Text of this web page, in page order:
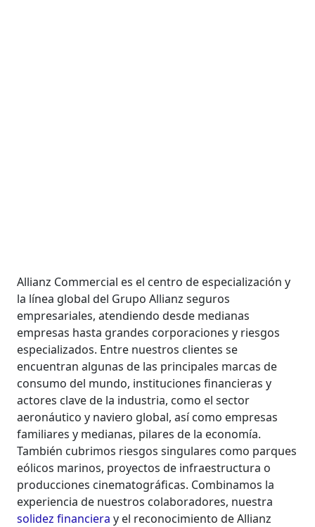
Allianz Commercial es el centro de especialización y
la línea global del Grupo Allianz seguros
empresariales, atendiendo desde medianas
empresas hasta grandes corporaciones y riesgos
especializados. Entre nuestros clientes se
encuentran algunas de las principales marcas de
consumo del mundo, instituciones financieras y
actores clave de la industria, como el sector
aeronáutico y naviero global, así como empresas
familiares y medianas, pilares de la economía.
También cubrimos riesgos singulares como parques
eólicos marinos, proyectos de infraestructura o
producciones cinematográficas. Combinamos la
experiencia de nuestros colaboradores, nuestra
solidez financiera y el reconocimiento de Allianz